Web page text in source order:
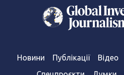
Новини Публікації Відео